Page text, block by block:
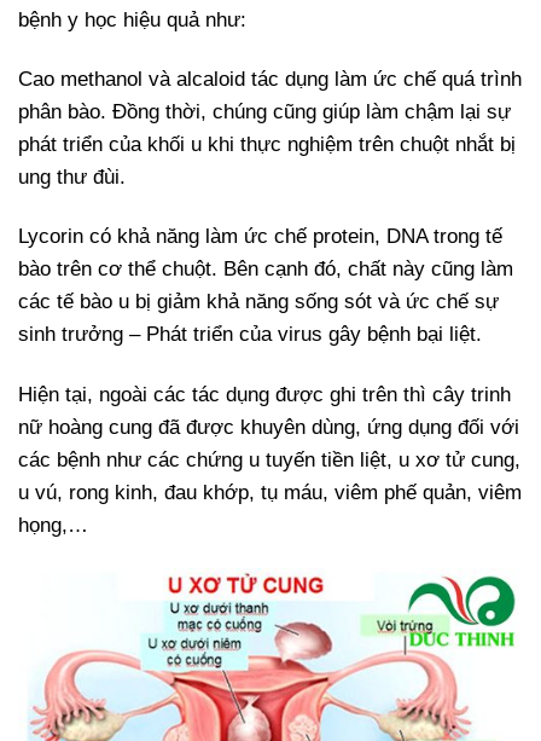
bệnh y học hiệu quả như:
Cao methanol và alcaloid tác dụng làm ức chế quá trình
phân bào. Đồng thời, chúng cũng giúp làm chậm lại sự
phát triển của khối u khi thực nghiệm trên chuột nhắt bị
ung thư đùi.
Lycorin có khả năng làm ức chế protein, DNA trong tế
bào trên cơ thể chuột. Bên cạnh đó, chất này cũng làm
các tế bào u bị giảm khả năng sống sót và ức chế sự
sinh trưởng – Phát triển của virus gây bệnh bại liệt.
Hiện tại, ngoài các tác dụng được ghi trên thì cây trinh
nữ hoàng cung đã được khuyên dùng, ứng dụng đối với
các bệnh như các chứng u tuyến tiền liệt, u xơ tử cung,
u vú, rong kinh, đau khớp, tụ máu, viêm phế quản, viêm
họng,…